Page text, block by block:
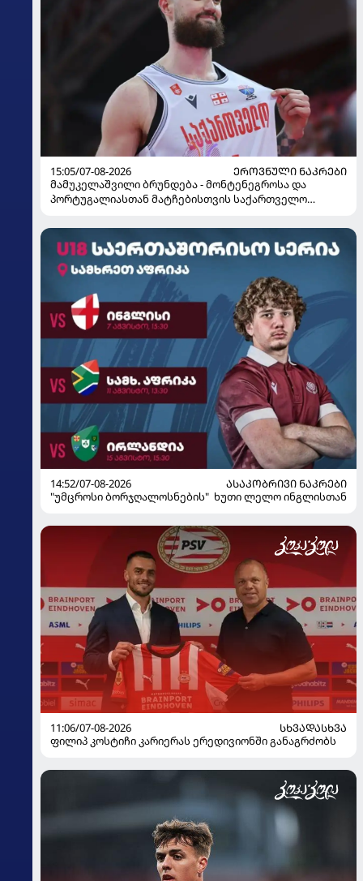
15:05/07-08-2026
ᲔᲠᲝᲕᲜᲣᲚᲘ ᲜᲐᲙᲠᲔᲑᲘ
მამუკელაშვილი ბრუნდება - მონტენეგროსა და
პორტუგალიასთან მატჩებისთვის საქართველო
14:52/07-08-2026
ᲐᲡᲐᲙᲝᲑᲠᲘᲕᲘ ᲜᲐᲙᲠᲔᲑᲘ
"უმცროსი ბორჯღალოსნების" ხუთი ლელო ინგლისთან
11:06/07-08-2026
ᲡᲮᲕᲐᲓᲐᲡᲮᲕᲐ
ფილიპ კოსტიჩი კარიერას ერედივიონში განაგრძობს